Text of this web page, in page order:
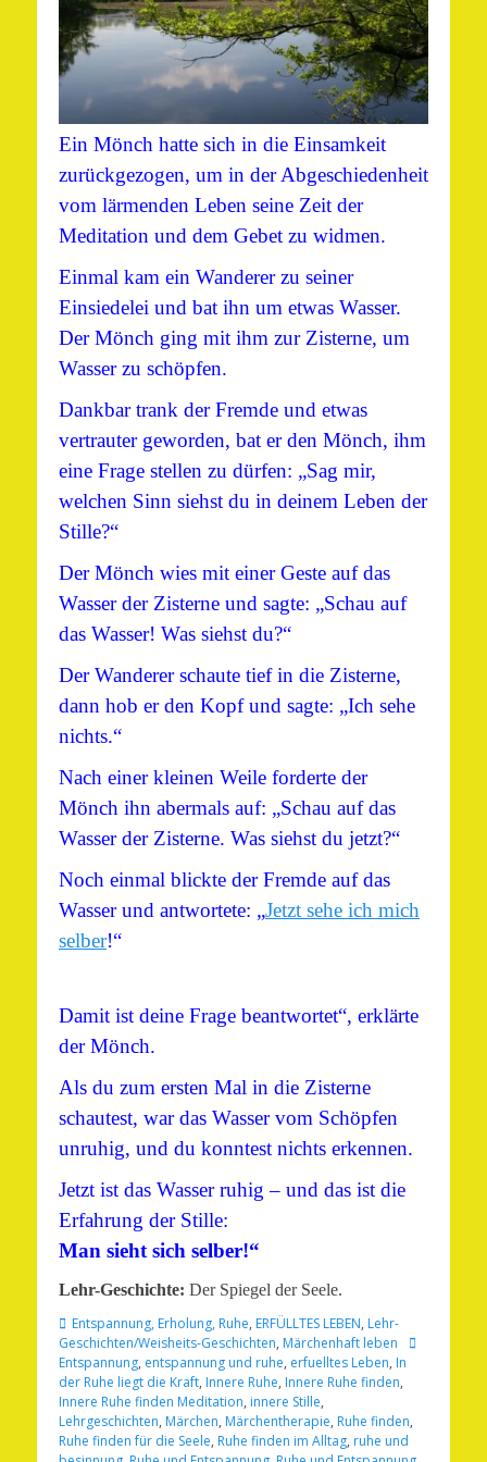
Ein Mönch hatte sich in die Einsamkeit
zurückgezogen, um in der Abgeschiedenheit
vom lärmenden Leben seine Zeit der
Meditation und dem Gebet zu widmen.
Einmal kam ein Wanderer zu seiner
Einsiedelei und bat ihn um etwas Wasser.
Der Mönch ging mit ihm zur Zisterne, um
Wasser zu schöpfen.
Dankbar trank der Fremde und etwas
vertrauter geworden, bat er den Mönch, ihm
eine Frage stellen zu dürfen: „Sag mir,
welchen Sinn siehst du in deinem Leben der
Stille?“
Der Mönch wies mit einer Geste auf das
Wasser der Zisterne und sagte: „Schau auf
das Wasser! Was siehst du?“
Der Wanderer schaute tief in die Zisterne,
dann hob er den Kopf und sagte: „Ich sehe
nichts.“
Nach einer kleinen Weile forderte der
Mönch ihn abermals auf: „Schau auf das
Wasser der Zisterne. Was siehst du jetzt?“
Noch einmal blickte der Fremde auf das
Wasser und antwortete: „Jetzt sehe ich mich
selber!“
Damit ist deine Frage beantwortet“, erklärte
der Mönch.
Als du zum ersten Mal in die Zisterne
schautest, war das Wasser vom Schöpfen
unruhig, und du konntest nichts erkennen.
Jetzt ist das Wasser ruhig – und das ist die
Erfahrung der Stille:
Man sieht sich selber!“
Lehr-Geschichte: Der Spiegel der Seele.
Kategorien
Entspannung, Erholung, Ruhe, ERFÜLLTES LEBEN, Lehr-
Geschichten/Weisheits-Geschichten, Märchenhaft leben
Schlagworte
Entspannung, entspannung und ruhe, erfuelltes Leben, In
der Ruhe liegt die Kraft, Innere Ruhe, Innere Ruhe finden,
Innere Ruhe finden Meditation, innere Stille,
Lehrgeschichten, Märchen, Märchentherapie, Ruhe finden,
Ruhe finden für die Seele, Ruhe finden im Alltag, ruhe und